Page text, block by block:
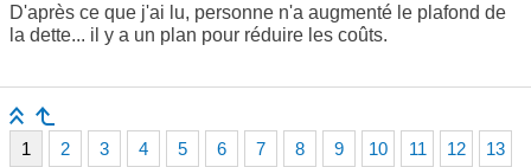
D'après ce que j'ai lu, personne n'a augmenté le plafond de
la dette... il y a un plan pour réduire les coûts.
1 2 3 4 5 6 7 8 9 10 11 12 13